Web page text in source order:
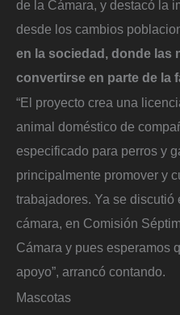
de la Cámara, y destacó la
desde los cambios
en la sociedad, donde las
convertirse en parte de la
“El proyecto crea una
animal doméstico de
especificado para perros y
principalmente promover y
trabajadores. Ya se discutió
cámara, en Comisión
Cámara y pues esperamos
apoyo”, arrancó contando.
Mascotas